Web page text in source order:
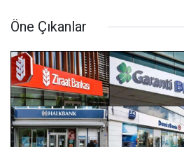
Öne Çıkanlar